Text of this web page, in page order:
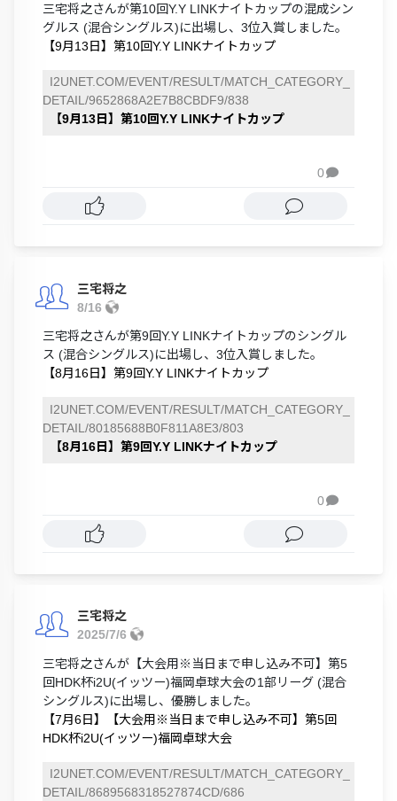
三宅将之さんが第10回Y.Y LINKナイトカップの混成シン
グルス (混合シングルス)に出場し、3位入賞しました。
【9月13日】第10回Y.Y LINKナイトカップ
I2UNET.COM/EVENT/RESULT/MATCH_CATEGORY_
DETAIL/9652868A2E7B8CBDF9/838
【9月13日】第10回Y.Y LINKナイトカップ
0
三宅将之
8/16
三宅将之さんが第9回Y.Y LINKナイトカップのシングル
ス (混合シングルス)に出場し、3位入賞しました。
【8月16日】第9回Y.Y LINKナイトカップ
I2UNET.COM/EVENT/RESULT/MATCH_CATEGORY_
DETAIL/80185688B0F811A8E3/803
【8月16日】第9回Y.Y LINKナイトカップ
0
三宅将之
2025/7/6
三宅将之さんが【大会用※当日まで申し込み不可】第5
回HDK杯i2U(イッツー)福岡卓球大会の1部リーグ (混合
シングルス)に出場し、優勝しました。
【7月6日】【大会用※当日まで申し込み不可】第5回
HDK杯i2U(イッツー)福岡卓球大会
I2UNET.COM/EVENT/RESULT/MATCH_CATEGORY_
DETAIL/8689568318527874CD/686